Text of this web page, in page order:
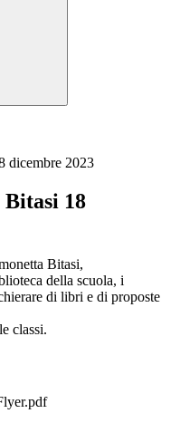
dicembre 2023
18
Bitasi,
della scuola, i
di libri e di proposte
classi.